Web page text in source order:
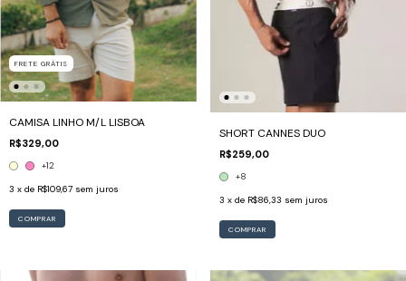
FRETE GRÁTIS
CAMISA LINHO M/L LISBOA
R$329,00
+12
3 x de R$109,67 sem juros
COMPRAR
SHORT CANNES DUO
R$259,00
+8
3 x de R$86,33 sem juros
COMPRAR